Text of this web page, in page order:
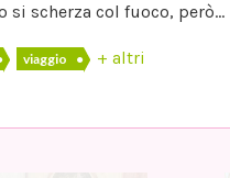
si scherza col fuoco, però...
viaggio ● + altri